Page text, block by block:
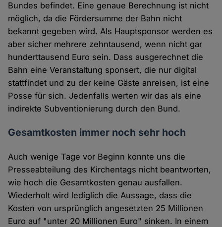
Bundes befindet. Eine genaue Berechnung ist nicht
möglich, da die Fördersumme der Bahn nicht
bekannt gegeben wird. Als Hauptsponsor werden es
aber sicher mehrere zehntausend, wenn nicht gar
hunderttausend Euro sein. Dass ausgerechnet die
Bahn eine Veranstaltung sponsert, die nur digital
stattfindet und zu der keine Gäste anreisen, ist eine
Posse für sich. Jedenfalls werten wir das als eine
indirekte Subventionierung durch den Bund.
Gesamtkosten immer noch sehr hoch
Auch wenige Tage vor Beginn konnte uns die
Presseabteilung des Kirchentags nicht beantworten,
wie hoch die Gesamtkosten genau ausfallen.
Wiederholt wird lediglich die Aussage, dass die
Kosten von ursprünglich angesetzten 25 Millionen
Euro auf "unter 20 Millionen Euro" sinken. In einem